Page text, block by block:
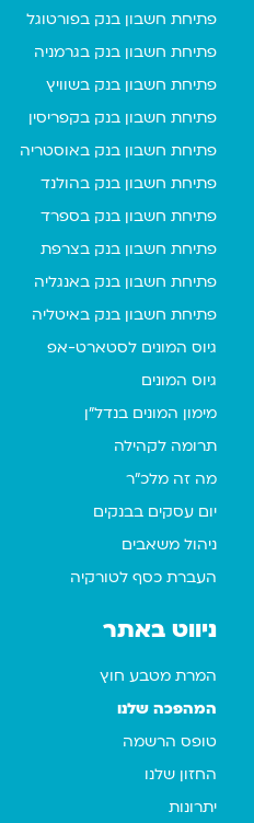
פתיחת חשבון בנק בפורטוגל
פתיחת חשבון בנק בגרמניה
פתיחת חשבון בנק בשוויץ
פתיחת חשבון בנק בקפריסין
פתיחת חשבון בנק באוסטריה
פתיחת חשבון בנק בהולנד
פתיחת חשבון בנק בספרד
פתיחת חשבון בנק בצרפת
פתיחת חשבון בנק באנגליה
פתיחת חשבון בנק באיטליה
גיוס המונים לסטארט-אפ
גיוס המונים
מימון המונים בנדל"ן
תרומה לקהילה
מה זה מלכ"ר
יום עסקים בבנקים
ניהול משאבים
העברת כסף לטורקיה
ניווט באתר
המרת מטבע חוץ
המהפכה שלנו
טופס הרשמה
החזון שלנו
יתרונות